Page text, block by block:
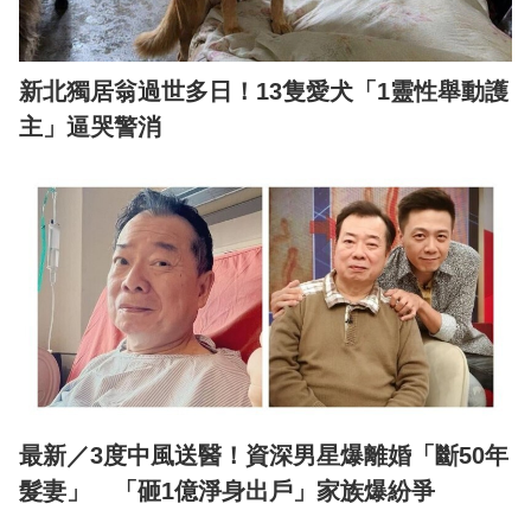
新北獨居翁過世多日！13隻愛犬「1靈性舉動護
主」逼哭警消
最新／3度中風送醫！資深男星爆離婚「斷50年
髮妻」 「砸1億淨身出戶」家族爆紛爭